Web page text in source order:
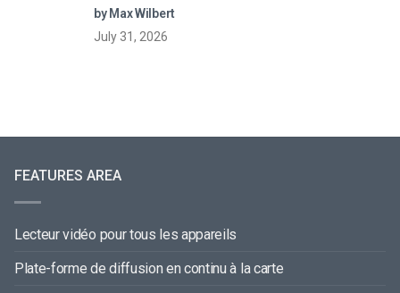
by Max Wilbert
July 31, 2026
FEATURES AREA
Lecteur vidéo pour tous les appareils
Plate-forme de diffusion en continu à la carte